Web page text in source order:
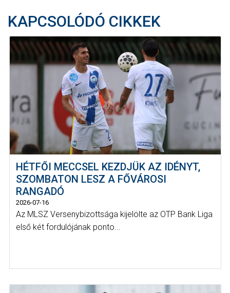
KAPCSOLÓDÓ CIKKEK
HÉTFŐI MECCSEL KEZDJÜK AZ IDÉNYT,
SZOMBATON LESZ A FŐVÁROSI
RANGADÓ
2026-07-16
Az MLSZ Versenybizottsága kijelölte az OTP Bank Liga
első két fordulójának ponto...